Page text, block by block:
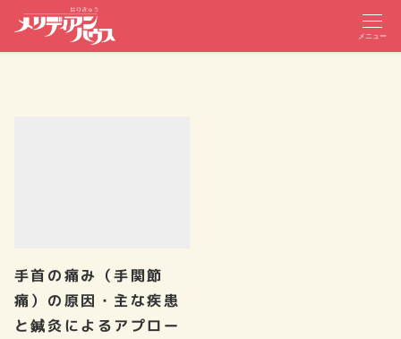
メニュー
手首の痛み（手関節
痛）の原因・主な疾患
と鍼灸によるアプロー